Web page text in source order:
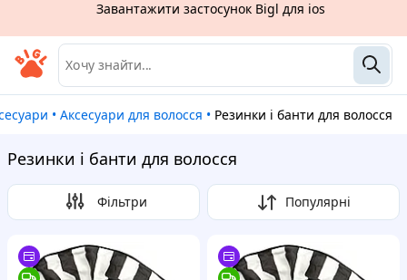
• Аксесуари для волосся • Резинки і банти для волосся
Резинки і банти для волосся
Фільтри Популярні